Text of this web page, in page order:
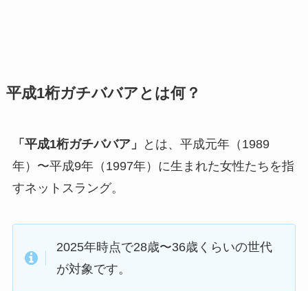
平成1桁ガチババアとは何？
「平成1桁ガチババア」
とは、平成元年（1989
年）〜平成9年（1997年）に生まれた女性たちを指
すネットスラング。
2025年時点で28歳〜36歳くらいの世代
が対象です。